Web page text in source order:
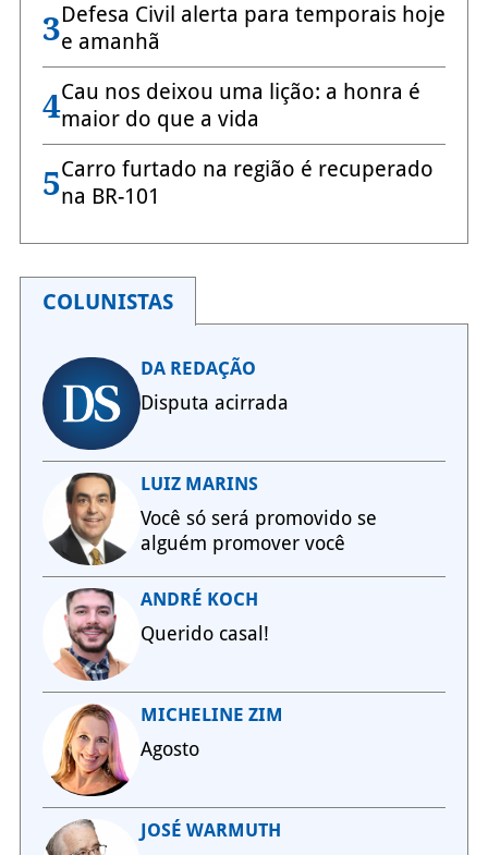
3Defesa Civil alerta para temporais hoje
e amanhã
4Cau nos deixou uma lição: a honra é
maior do que a vida
5Carro furtado na região é recuperado
na BR-101
COLUNISTAS
DA REDAÇÃO
Disputa acirrada
LUIZ MARINS
Você só será promovido se
alguém promover você
ANDRÉ KOCH
Querido casal!
MICHELINE ZIM
Agosto
JOSÉ WARMUTH